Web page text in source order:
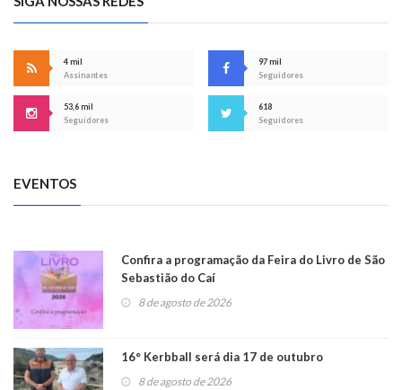
4 mil
Assinantes
97 mil
Seguidores
53,6 mil
Seguidores
618
Seguidores
EVENTOS
Confira a programação da Feira do Livro de São
Sebastião do Caí
8 de agosto de 2026
16° Kerbball será dia 17 de outubro
8 de agosto de 2026